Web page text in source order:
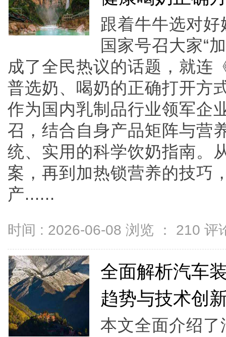
跟着牛牛选对
国家号召大家“
成了全民热议的话题，就连
普选奶、喝奶的正确打开方
作为国内乳制品行业领军企
召，结合自身产品矩阵与营
统、实用的科学饮奶指南。
案，再到加热锁营养的技巧
产......
时间 : 2026-06-08 浏览 ： 210 评
全面解析汽车
趋势与技术创
本文全面介绍